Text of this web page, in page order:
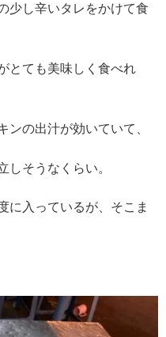
少し辛いタレをかけて食
とても美味しく食べれ
ンの出汁が効いていて、
しそうなくらい。
に入っているが、そこま